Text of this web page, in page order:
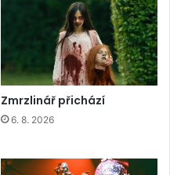
Zmrzlinář přichází
6. 8. 2026